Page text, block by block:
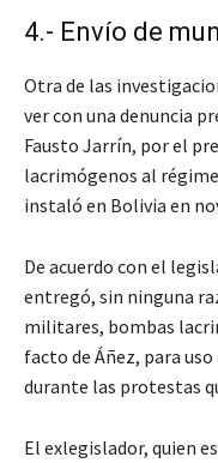
4.- Envío de
Otra de las
ver con una denuncia
Fausto Jarrín, por el
lacrimógenos al
instaló en Bolivia en
De acuerdo con el
entregó, sin ninguna
militares, bombas
facto de Áñez, para
durante las protestas
El exlegislador, quien